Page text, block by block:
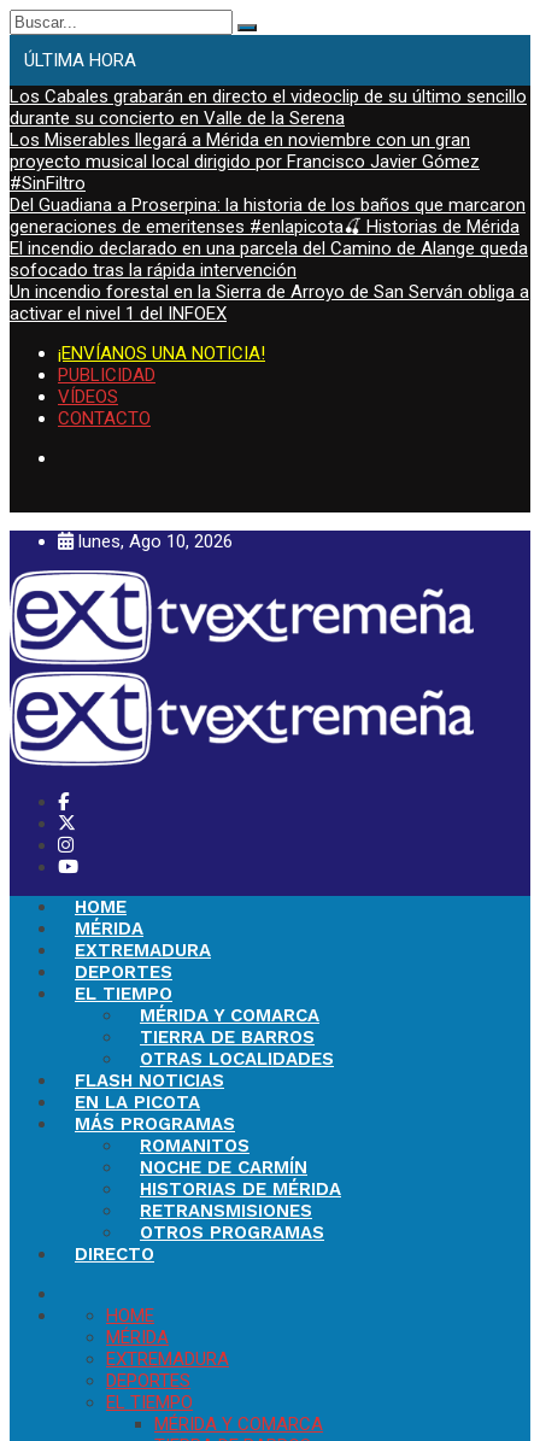
Buscar:
ÚLTIMA HORA
Los Cabales grabarán en directo el videoclip de su último sencillo
durante su concierto en Valle de la Serena
Los Miserables llegará a Mérida en noviembre con un gran
proyecto musical local dirigido por Francisco Javier Gómez
#SinFiltro
Del Guadiana a Proserpina: la historia de los baños que marcaron
generaciones de emeritenses #enlapicota🍒 Historias de Mérida
El incendio declarado en una parcela del Camino de Alange queda
sofocado tras la rápida intervención
Un incendio forestal en la Sierra de Arroyo de San Serván obliga a
activar el nivel 1 del INFOEX
¡ENVÍANOS UNA NOTICIA!
PUBLICIDAD
VÍDEOS
CONTACTO
lunes, Ago 10, 2026
HOME
MÉRIDA
EXTREMADURA
DEPORTES
EL TIEMPO
MÉRIDA Y COMARCA
TIERRA DE BARROS
OTRAS LOCALIDADES
FLASH NOTICIAS
EN LA PICOTA
MÁS PROGRAMAS
ROMANITOS
NOCHE DE CARMÍN
HISTORIAS DE MÉRIDA
RETRANSMISIONES
OTROS PROGRAMAS
DIRECTO
HOME
MÉRIDA
EXTREMADURA
DEPORTES
EL TIEMPO
MÉRIDA Y COMARCA